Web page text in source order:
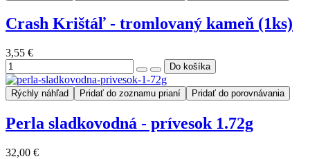
Crash Krištáľ - tromlovaný kameň (1ks)
3,55 €
Rýchly náhľad Pridať do zoznamu prianí Pridať do porovnávania
Perla sladkovodná - prívesok 1.72g
32,00 €